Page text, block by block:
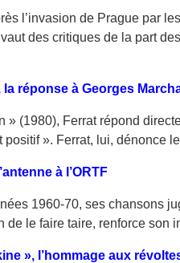
l’invasion de Prague par
des critiques de la part
la réponse à Georges
» (1980), Ferrat répond
positif ». Ferrat, lui, dénonce
à l’ORTF
1960-70, ses chansons
de le faire taire, renforce son
», l’hommage aux